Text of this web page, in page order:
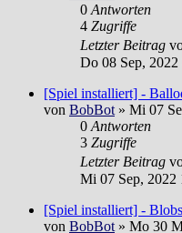
0 Antworten
4 Zugriffe
Letzter Beitrag
Do 08 Sep, 2022
[Spiel installiert] -
von BobBot » Mi 07
0 Antworten
3 Zugriffe
Letzter Beitrag
Mi 07 Sep, 2022
[Spiel installiert] -
von BobBot » Mo 30